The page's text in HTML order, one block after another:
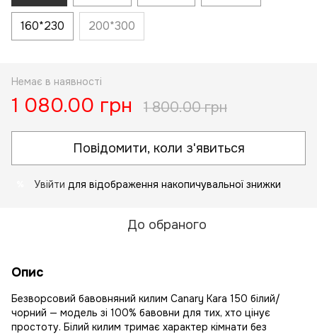
160*230 200*300
Немає в наявності
1 080.00 грн 1 800.00 грн
Повідомити, коли з'явиться
Увійти для відображення накопичувальної знижки
До обраного
Опис
Безворсовий бавовняний килим Canary Kara 150 білий/
чорний — модель зі 100% бавовни для тих, хто цінує
простоту. Білий килим тримає характер кімнати без